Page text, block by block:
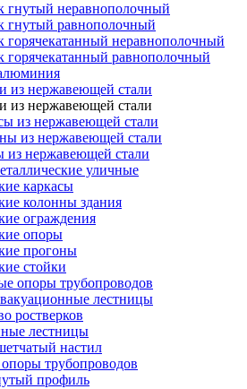
гнутый неравнополочный
гнутый равнополочный
горячекатанный неравнополочный
горячекатанный равнополочный
из нержавеющей стали
из нержавеющей стали
из нержавеющей стали
из нержавеющей стали
нержавеющей стали
уличные
каркасы
колонны здания
ограждения
опоры
прогоны
стойки
опоры трубопроводов
лестницы
ростверков
лестницы
настил
трубопроводов
профиль